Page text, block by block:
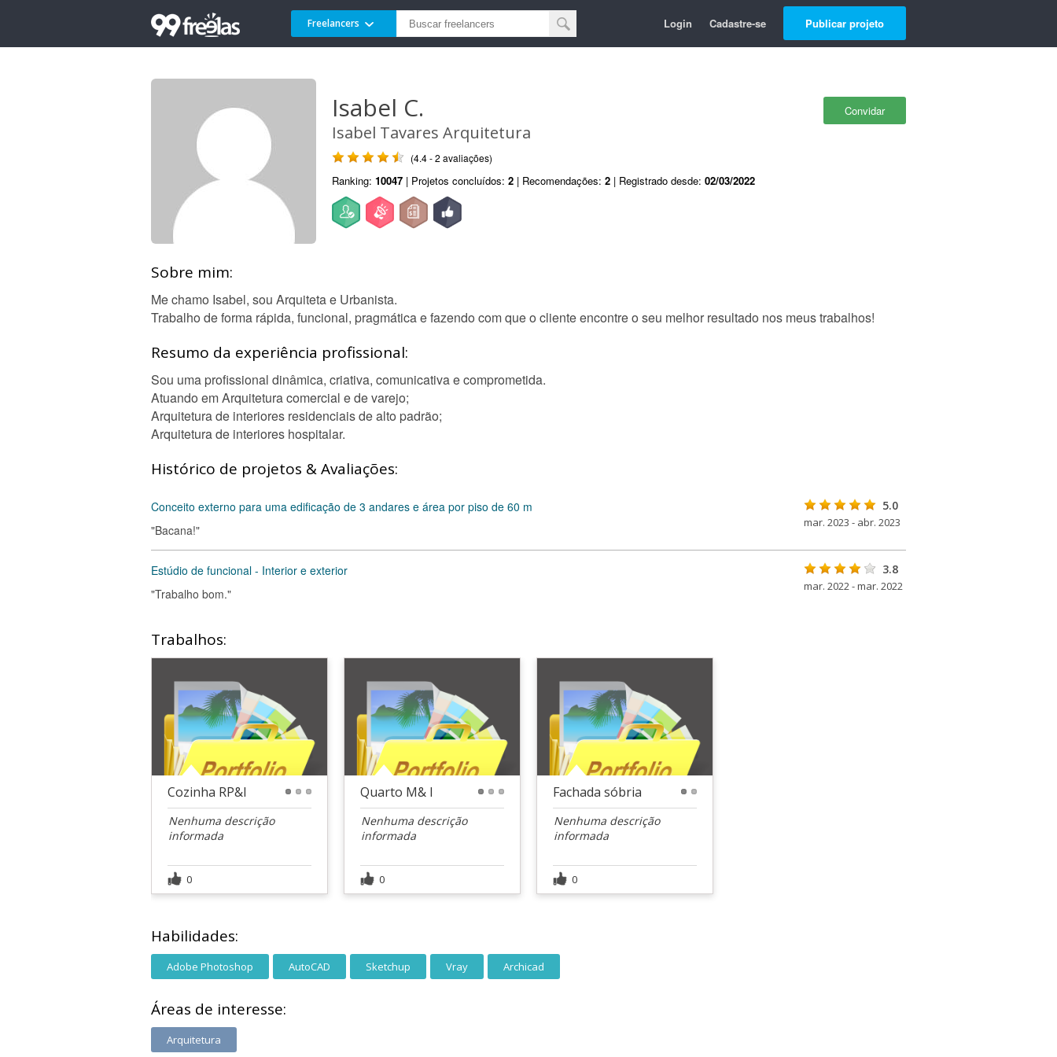
Freelancers Login Cadastre-se Publicar projeto
Convidar
Isabel C.
Isabel Tavares Arquitetura
(4.4 - 2 avaliações)
Ranking: 10047 | Projetos concluídos: 2 | Recomendações: 2 | Registrado desde: 02/03/2022
Sobre mim:
Me chamo Isabel, sou Arquiteta e Urbanista.
Trabalho de forma rápida, funcional, pragmática e fazendo com que o cliente encontre o seu melhor resultado nos meus trabalhos!
Resumo da experiência profissional:
Sou uma profissional dinâmica, criativa, comunicativa e comprometida.
Atuando em Arquitetura comercial e de varejo;
Arquitetura de interiores residenciais de alto padrão;
Arquitetura de interiores hospitalar.
Histórico de projetos & Avaliações:
Conceito externo para uma edificação de 3 andares e área por piso de 60 m
"Bacana!"
5.0
mar. 2023 - abr. 2023
Estúdio de funcional - Interior e exterior
"Trabalho bom."
3.8
mar. 2022 - mar. 2022
Trabalhos:
Cozinha RP&I
Nenhuma descrição
informada
0
Quarto M& I
Nenhuma descrição
informada
0
Fachada sóbria
Nenhuma descrição
informada
0
Habilidades:
Adobe Photoshop AutoCAD Sketchup Vray Archicad
Áreas de interesse:
Arquitetura